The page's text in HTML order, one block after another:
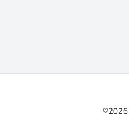
©2026